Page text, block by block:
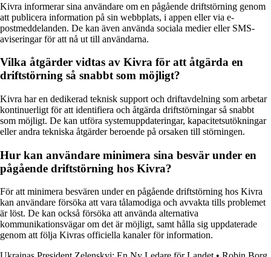
Kivra informerar sina användare om en pågående driftstörning genom
att publicera information på sin webbplats, i appen eller via e-
postmeddelanden. De kan även använda sociala medier eller SMS-
aviseringar för att nå ut till användarna.
Vilka åtgärder vidtas av Kivra för att åtgärda en
driftstörning så snabbt som möjligt?
Kivra har en dedikerad teknisk support och driftavdelning som arbetar
kontinuerligt för att identifiera och åtgärda driftstörningar så snabbt
som möjligt. De kan utföra systemuppdateringar, kapacitetsutökningar
eller andra tekniska åtgärder beroende på orsaken till störningen.
Hur kan användare minimera sina besvär under en
pågående driftstörning hos Kivra?
För att minimera besvären under en pågående driftstörning hos Kivra
kan användare försöka att vara tålamodiga och avvakta tills problemet
är löst. De kan också försöka att använda alternativa
kommunikationsvägar om det är möjligt, samt hålla sig uppdaterade
genom att följa Kivras officiella kanaler för information.